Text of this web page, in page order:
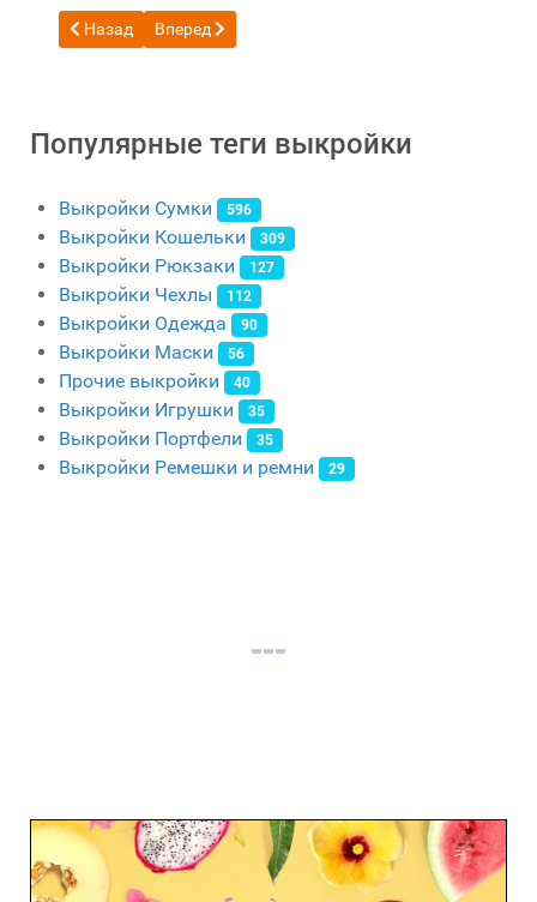
Предыдущий: Бесплатная выкройка Мини хозяйственная
Назад Следующий: Бесплатная выкройка Средняя
Вперед
Популярные теги выкройки
Выкройки Сумки 596
Выкройки Кошельки 309
Выкройки Рюкзаки 127
Выкройки Чехлы 112
Выкройки Одежда 90
Выкройки Маски 56
Прочие выкройки 40
Выкройки Игрушки 35
Выкройки Портфели 35
Выкройки Ремешки и ремни 29